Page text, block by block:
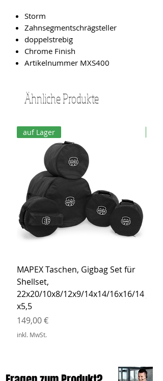
Storm
Zahnsegmentschrägsteller
doppelstrebig
Chrome Finish
Artikelnummer MXS400
Ähnliche Produkte
auf Lager
MAPEX Taschen, Gigbag Set für
Shellset,
22x20/10x8/12x9/14x14/16x16/14
x5,5
Preis
149,00 €
inkl. MwSt.
Preis